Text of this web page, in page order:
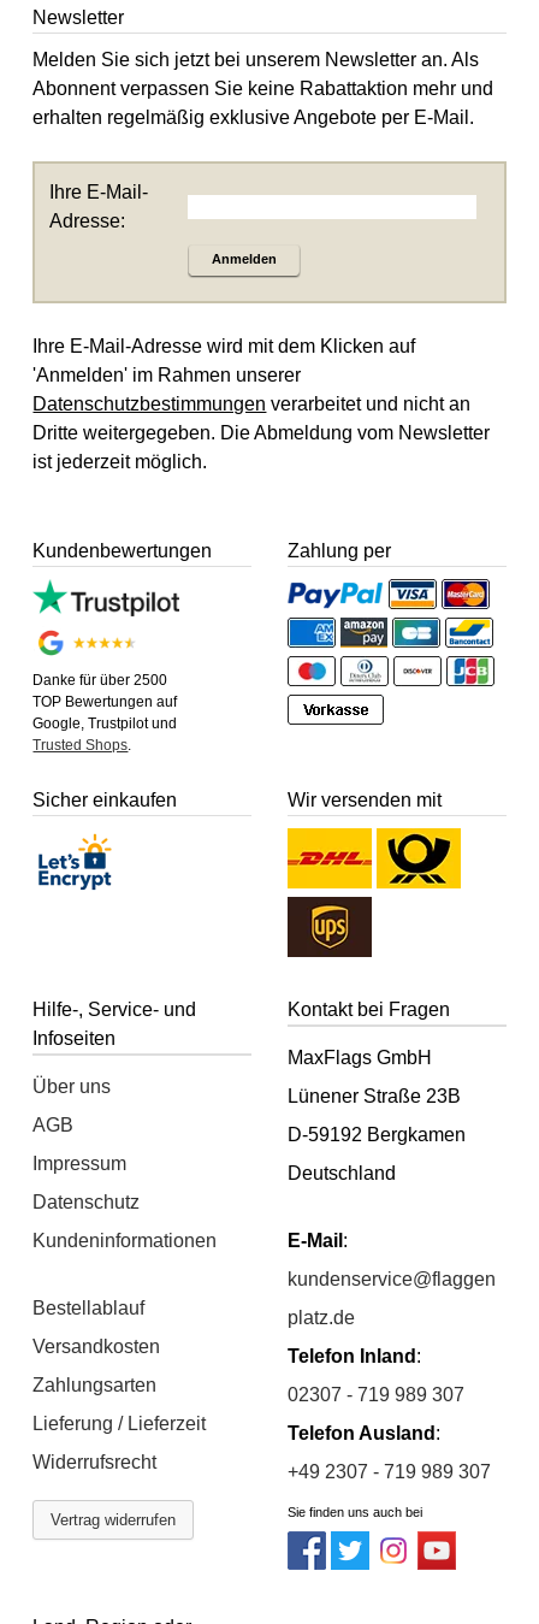
Newsletter
Melden Sie sich jetzt bei unserem Newsletter an. Als
Abonnent verpassen Sie keine Rabattaktion mehr und
erhalten regelmäßig exklusive Angebote per E-Mail.
Ihre E-Mail-
Adresse:
Anmelden
Ihre E-Mail-Adresse wird mit dem Klicken auf
'Anmelden' im Rahmen unserer
Datenschutzbestimmungen verarbeitet und nicht an
Dritte weitergegeben. Die Abmeldung vom Newsletter
ist jederzeit möglich.
Kundenbewertungen
Danke für über 2500
TOP Bewertungen auf
Google, Trustpilot und
Trusted Shops.
Zahlung per
Sicher einkaufen Wir versenden mit
Hilfe-, Service- und
Infoseiten
Über uns
AGB
Impressum
Datenschutz
Kundeninformationen
Bestellablauf
Versandkosten
Zahlungsarten
Lieferung / Lieferzeit
Widerrufsrecht
Vertrag widerrufen
Kontakt bei Fragen
MaxFlags GmbH
Lünener Straße 23B
D-59192 Bergkamen
Deutschland
E-Mail :
kundenservice@flaggen
platz.de
Telefon Inland :
02307 - 719 989 307
Telefon Ausland :
+49 2307 - 719 989 307
Sie finden uns auch bei